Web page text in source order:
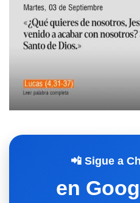
📲 Sigue a
en